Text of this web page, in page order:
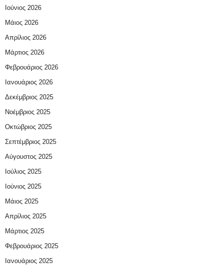
Ιούνιος 2026
Μάιος 2026
Απρίλιος 2026
Μάρτιος 2026
Φεβρουάριος 2026
Ιανουάριος 2026
Δεκέμβριος 2025
Νοέμβριος 2025
Οκτώβριος 2025
Σεπτέμβριος 2025
Αύγουστος 2025
Ιούλιος 2025
Ιούνιος 2025
Μάιος 2025
Απρίλιος 2025
Μάρτιος 2025
Φεβρουάριος 2025
Ιανουάριος 2025